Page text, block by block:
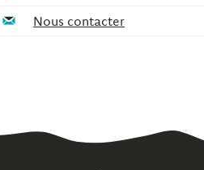
Nous contacter